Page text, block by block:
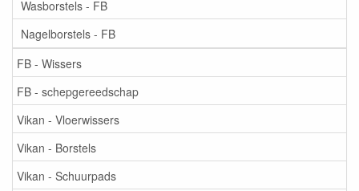
Wasborstels - FB
Nagelborstels - FB
FB - Wissers
FB - schepgereedschap
Vikan - Vloerwissers
Vikan - Borstels
Vikan - Schuurpads